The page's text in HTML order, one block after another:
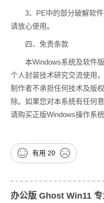
3、PE中的部分破解软件
请放心使用。
四、免责条款
本Windows系统及软件版
个人封装技术研究交流使用
制作者不承担任何技术及版
除。如果您对本系统有任何
请购买正版Windows操作系
有用 20
办公版 Ghost Win11 专